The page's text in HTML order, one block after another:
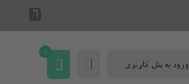
ورود به پنل کاربری
0